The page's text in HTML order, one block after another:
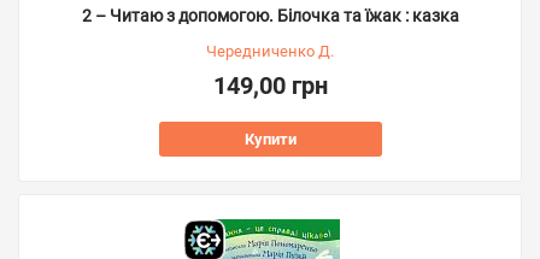
2 – Читаю з допомогою. Білочка та їжак : казка
Чередниченко Д.
149,00 грн
Купити